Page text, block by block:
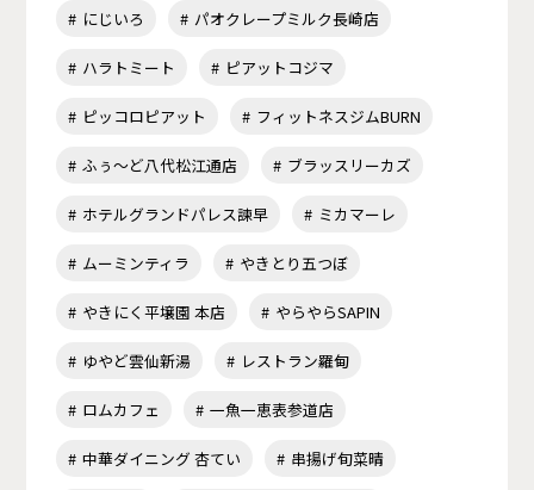
にじいろ パオクレープミルク長崎店
ハラトミート ピアットコジマ
ピッコロピアット フィットネスジムBURN
ふぅ～ど八代松江通店 ブラッスリーカズ
ホテルグランドパレス諫早 ミカマーレ
ムーミンティラ やきとり五つぼ
やきにく平壌園 本店 やらやらSAPIN
ゆやど雲仙新湯 レストラン羅甸
ロムカフェ 一魚一恵表参道店
中華ダイニング 杏てい 串揚げ旬菜晴